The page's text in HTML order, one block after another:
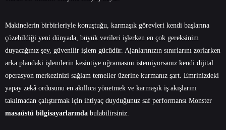
Makinelerin birbirleriyle konuştuğu, karmaşık görevleri kendi başlarına
çözebildiği yeni dünyada, büyük verileri işlerken en çok gereksinim
duyacağınız şey, güvenilir işlem gücüdür. Ajanlarınızın sınırlarını zorlarken
arka plandaki işlemlerin kesintiye uğramasını istemiyorsanız kendi dijital
operasyon merkezinizi sağlam temeller üzerine kurmanız şart. Emrinizdeki
yapay zekâ ordusunu en akıllıca yönetmek ve karmaşık iş akışlarını
takılmadan çalıştırmak için ihtiyaç duyduğunuz saf performansı Monster
masaüstü bilgisayarlarında bulabilirsiniz.